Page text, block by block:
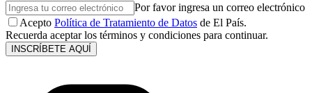
Por favor ingresa un correo electrónico
Acepto Política de Tratamiento de Datos de El País.
Recuerda aceptar los términos y condiciones para continuar.
INSCRÍBETE AQUÍ